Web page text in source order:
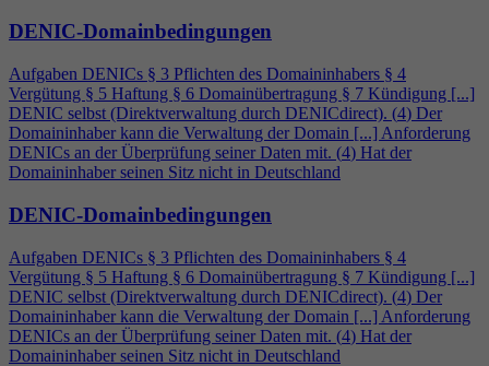
DENIC-Domainbedingungen
Aufgaben DENICs § 3 Pflichten des Domaininhabers § 4
Vergütung § 5 Haftung § 6 Domainübertragung § 7 Kündigung [...]
DENIC selbst (Direktverwaltung durch DENICdirect). (4) Der
Domaininhaber kann die Verwaltung der Domain [...] Anforderung
DENICs an der Überprüfung seiner Daten mit. (4) Hat der
Domaininhaber seinen Sitz nicht in Deutschland
DENIC-Domainbedingungen
Aufgaben DENICs § 3 Pflichten des Domaininhabers § 4
Vergütung § 5 Haftung § 6 Domainübertragung § 7 Kündigung [...]
DENIC selbst (Direktverwaltung durch DENICdirect). (4) Der
Domaininhaber kann die Verwaltung der Domain [...] Anforderung
DENICs an der Überprüfung seiner Daten mit. (4) Hat der
Domaininhaber seinen Sitz nicht in Deutschland